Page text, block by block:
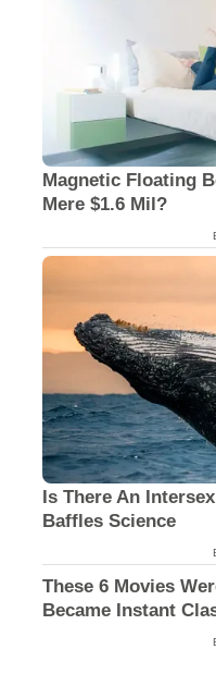
Magnetic Floating
Mere $1.6 Mil?
Is There An
Baffles Science
These 6 Movies
Became Instant